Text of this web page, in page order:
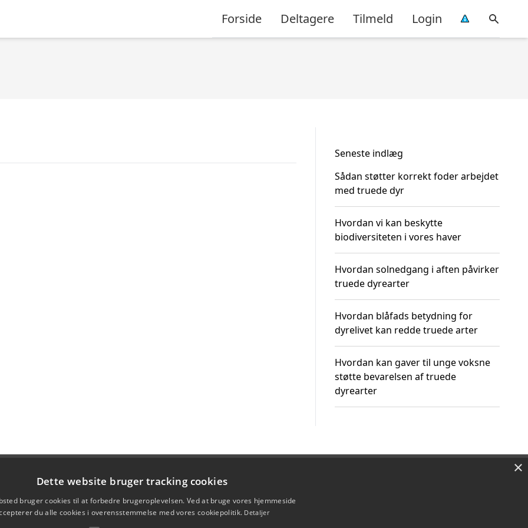
Forside Deltagere Tilmeld Login
Seneste indlæg
Sådan støtter korrekt foder arbejdet
med truede dyr
Hvordan vi kan beskytte
biodiversiteten i vores haver
Hvordan solnedgang i aften påvirker
truede dyrearter
Hvordan blåfads betydning for
dyrelivet kan redde truede arter
Hvordan kan gaver til unge voksne
støtte bevarelsen af truede
dyrearter
×
Dette website bruger tracking cookies
bruger cookies til at forbedre brugeroplevelsen. Ved at bruge vores hjemmeside
du alle cookies i overensstemmelse med vores cookiepolitik. Detaljer